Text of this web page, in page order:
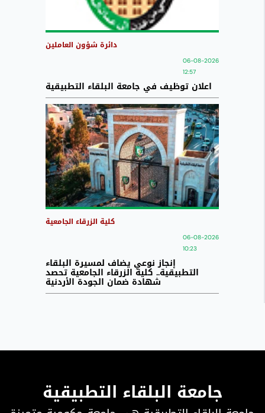
دائرة شؤون العاملين
06-08-2026
12:57
اعلان توظيف في جامعة البلقاء التطبيقية
كلية الزرقاء الجامعية
06-08-2026
10:23
إنجاز نوعي يضاف لمسيرة البلقاء
التطبيقية.. كلية الزرقاء الجامعية تحصد
شهادة ضمان الجودة الأردنية
جامعة البلقاء التطبيقية